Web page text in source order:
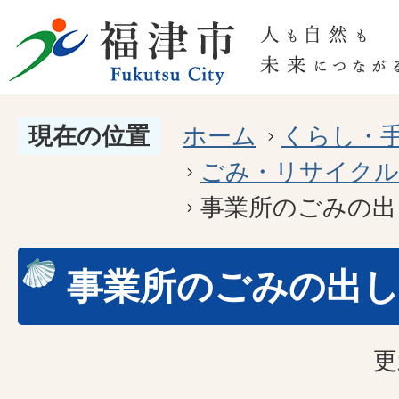
現在の位置 ホーム
くらし・
ごみ・リサイクル
事業所のごみの
事業所のごみの出